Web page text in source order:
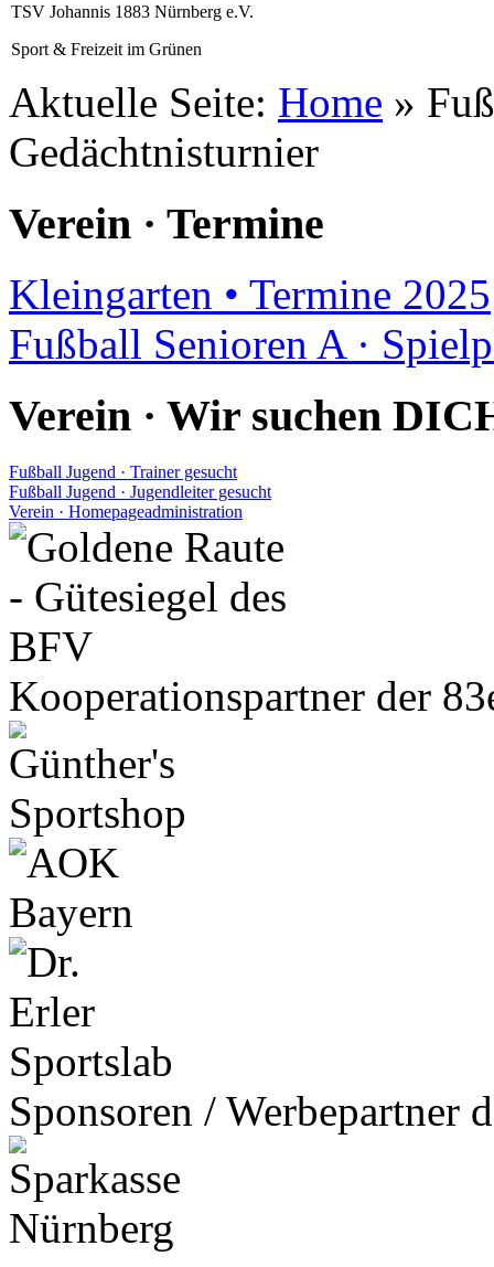
TSV Johannis 1883 Nürnberg e.V.
Sport & Freizeit im Grünen
Aktuelle Seite: Home »
Gedächtnisturnier
Verein · Termine
Kleingarten • Termine 2025
Fußball Senioren A ·
Verein · Wir suchen
Fußball Jugend · Trainer gesucht
Fußball Jugend · Jugendleiter gesucht
Verein · Homepageadministration
Kooperationspartner der
Sponsoren / Werbepartner